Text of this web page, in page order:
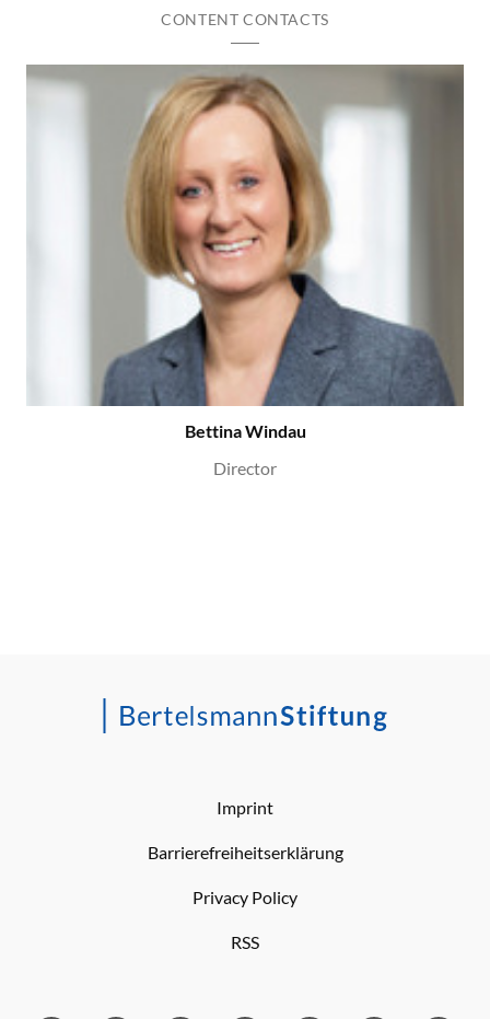
CONTENT CONTACTS
Bettina Windau
Director
Imprint
Barrierefreiheitserklärung
Privacy Policy
RSS